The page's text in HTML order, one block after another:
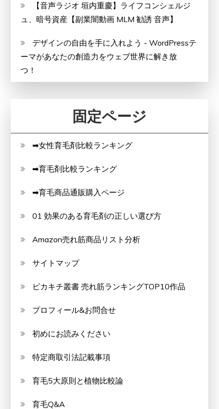
【音声ラジオ 垣内重慶】ライフコンシェルジ
ュ、暗号資産【副業闇動画 MLM 勧誘 音声】
デザインの自由を手に入れよう - WordPressテ
ーマがあなたの創造力をウェブ世界に解き放
つ！
固定ページ
➡女性育毛剤比較ランキング
➡育毛剤比較ランキング
➡育毛商品通販購入ページ
01 効果のある育毛剤の正しい選び方
Amazon売れ筋商品リスト分析
サイトマップ
ピカキチ叢書 売れ筋ランキングTOP10作品
プロフィール&お問合せ
初めにお読みください
特定商取引法記載事項
育毛5大原則と植物比較論
育毛Q&A